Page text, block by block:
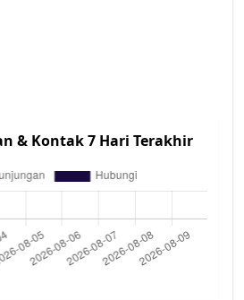
& Kontak 7 Hari Terakhir